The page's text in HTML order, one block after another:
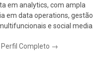
em analytics, com ampla
em data operations, gestão
e social media.
Perfil Completo →